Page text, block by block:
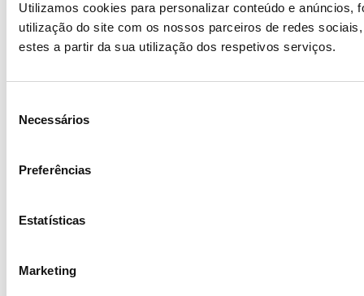
Utilizamos cookies para personalizar conteúdo e anúncios,
utilização do site com os nossos parceiros de redes
estes a partir da sua utilização dos respetivos serviços.
Necessários
Preferências
Estatísticas
Marketing